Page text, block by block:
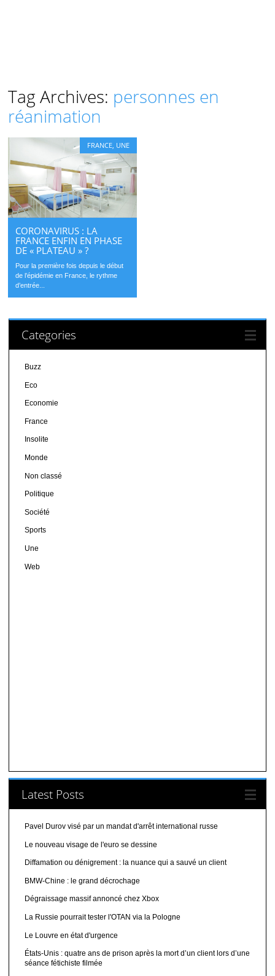
Tag Archives: personnes en
réanimation
FRANCE UNE
CORONAVIRUS : LA
FRANCE ENFIN EN PHASE
DE « PLATEAU » ?
Pour la première fois depuis le début
de l’épidémie en France, le rythme
d’entrée...
Categories
Buzz
Eco
Economie
France
Insolite
Monde
Non classé
Politique
Société
Sports
Une
Web
Latest Posts
Pavel Durov visé par un mandat d'arrêt international russe
Le nouveau visage de l'euro se dessine
Diffamation ou dénigrement : la nuance qui a sauvé un client
BMW-Chine : le grand décrochage
Dégraissage massif annoncé chez Xbox
La Russie pourrait tester l'OTAN via la Pologne
Le Louvre en état d'urgence
États-Unis : quatre ans de prison après la mort d’un client lors d’une
séance fétichiste filmée